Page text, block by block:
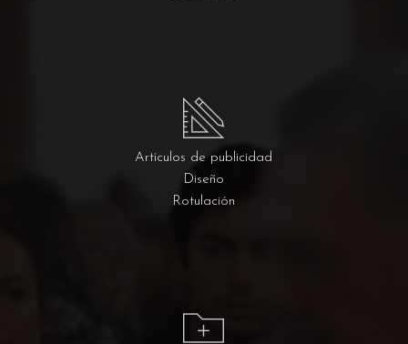
Artículos de publicidad
Diseño
Rotulación